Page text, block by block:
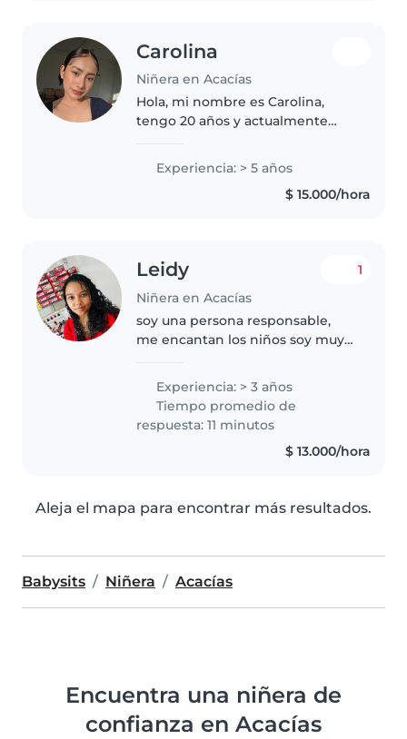
Carolina
Niñera en Acacías
Hola, mi nombre es Carolina,
tengo 20 años y actualmente
mudanza reciente. Me considero
una persona muy amable,
responsable, paciente y cariñosa.
Experiencia: > 5 años
$ 15.000/hora
Leidy
Niñera en Acacías
1
soy una persona responsable,
me encantan los niños soy muy
mis labores y ordenes dadas, me
encantaria tener la oportunidad
de ser la niñera que estas
buscando.
Experiencia: > 3 años
Tiempo promedio de
respuesta: 11 minutos
$ 13.000/hora
Aleja el mapa para encontrar más resultados.
Babysits Niñera Acacías
Encuentra una niñera de
confianza en Acacías